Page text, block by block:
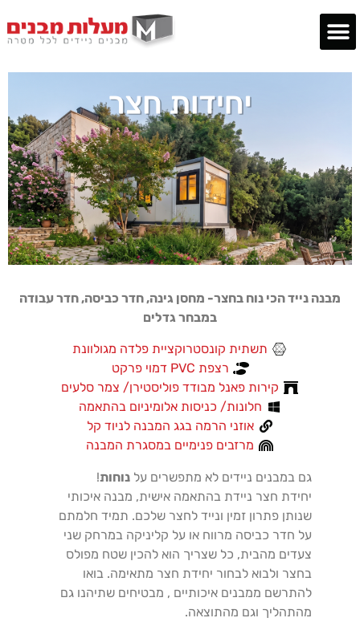
מבנה נייד הכי נוח בחצר- מחסן גינה, חדר כביסה, חדר עבודה
במבחר גדלים
תשתית קונסטרוקציית פלדה מגולוונת
רצפת PVC דמוי פרקט
קירות פאנל מבודד פוליסטירן/ צמר סלעים
חלונות/ כניסות אלומיניום בהתאמה
אוזני הרמה בגג המבנה לניוד קל
מרזבים פנימיים במסגרת המבנה
גם במבנים ניידים לא מתפשרים על נוחות!
יחידת חצר ניידת בהתאמה אישית, מבנה איכותי
שנותן פתרון זמין ונייד לחצר שלכם. תמיד חלמתם
על חדר כביסה מרווח או על קליניקה במרחק שני
צעדים מהבית, כל שצריך הוא להכין שטח מפולס
בחצר ולבוא לבחור יחידת חצר מתאימה. בואו
להתרשם ממבנים איכותיים , מבטיחים שתיהנו גם
מהתהליך וגם מהתוצאה.